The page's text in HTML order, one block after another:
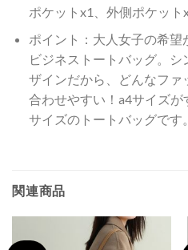
ポケットx1、外側ポケット
ポイント：大人女子の希
ビジネストートバッグ。
ザインだから、どんなファ
合わせやすい！a4サイズ
サイズのトートバッグです。
関連商品